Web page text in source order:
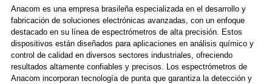
Anacom es una empresa brasileña especializada en el desarrollo y
fabricación de soluciones electrónicas avanzadas, con un enfoque
destacado en su línea de espectrómetros de alta precisión. Estos
dispositivos están diseñados para aplicaciones en análisis químico y
control de calidad en diversos sectores industriales, ofreciendo
resultados altamente confiables y precisos. Los espectrómetros de
Anacom incorporan tecnología de punta que garantiza la detección y